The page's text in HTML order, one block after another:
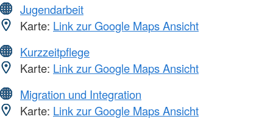
Jugendarbeit
Karte: Link zur Google Maps Ansicht
Kurzzeitpflege
Karte: Link zur Google Maps Ansicht
Migration und Integration
Karte: Link zur Google Maps Ansicht